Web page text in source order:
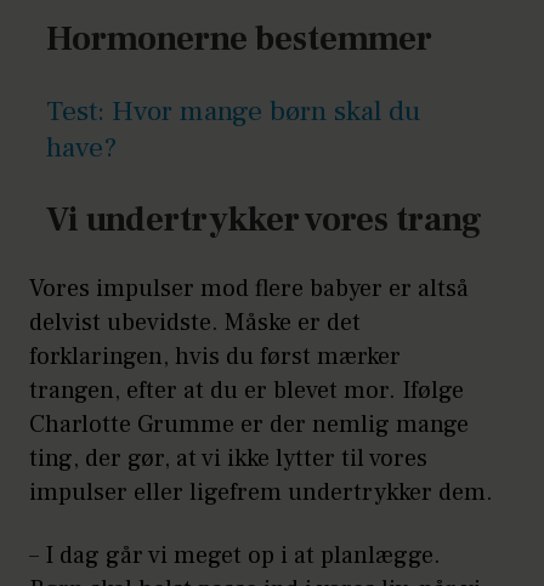
Hormonerne bestemmer
Test: Hvor mange børn skal du
have?
Vi undertrykker vores trang
Vores impulser mod flere babyer er altså
delvist ubevidste. Måske er det
forklaringen, hvis du først mærker
trangen, efter at du er blevet mor. Ifølge
Charlotte Grumme er der nemlig mange
ting, der gør, at vi ikke lytter til vores
impulser eller ligefrem undertrykker dem.
– I dag går vi meget op i at planlægge.